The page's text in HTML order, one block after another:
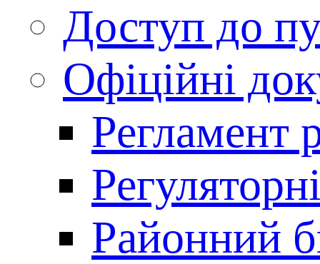
Доступ до
Офіційні
Регламент
Районний